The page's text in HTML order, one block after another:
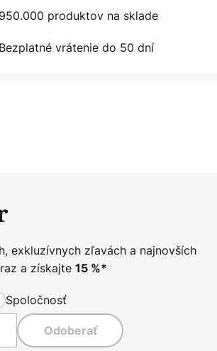
950.000 produktov na sklade
Bezplatné vrátenie do 50 dní
exkluzívnych zľavách a najnovších
a získajte 15%*
Spoločnosť
Odoberať